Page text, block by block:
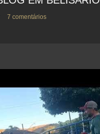
7 comentários